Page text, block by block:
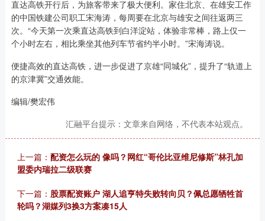
直达高铁开行后，为旅客带来了极大便利。家住北京、在雄安工作
的中国铁建公司职工宋海涛，每周要在北京与雄安之间往返两三
次。“今天第一次乘直达高铁到白洋淀站，体验非常棒，路上仅一
个小时左右，相比乘坐其他列车节省约半小时。”宋海涛说。
便捷高效的直达高铁，进一步促进了京雄“同城化”，提升了“轨道上
的京津冀”交通效能。
编辑/樊宏伟
汇融平台提示：文章来自网络，不代表本站观点。
上一篇： 配资怎么玩的 像吗？网红“哥伦比亚维尼修斯”林孔加
盟委内瑞拉二级联赛
下一篇： 股票配资账户 湖人追亨特失败转向贝？佩总愿牺牲首
轮吗？湖媒列3换3方案凑15人